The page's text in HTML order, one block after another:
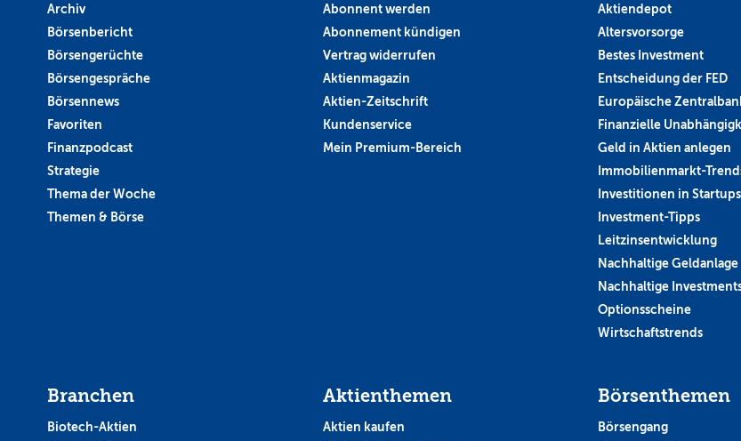
Archiv
Börsenbericht
Börsengerüchte
Börsengespräche
Börsennews
Favoriten
Finanzpodcast
Strategie
Thema der Woche
Themen & Börse
Abonnent werden
Abonnement kündigen
Vertrag widerrufen
Aktienmagazin
Aktien-Zeitschrift
Kundenservice
Mein Premium-Bereich
Aktiendepot
Altersvorsorge
Bestes Investment
Entscheidung der FED
Europäische
Finanzielle
Geld in Aktien anlegen
Immobilienmarkt-
Investitionen in Startups
Investment-Tipps
Leitzinsentwicklung
Nachhaltige Geldanlage
Nachhaltige
Optionsscheine
Wirtschaftstrends
Branchen
Biotech-Aktien
Aktienthemen
Aktien kaufen
Börsenthemen
Börsengang